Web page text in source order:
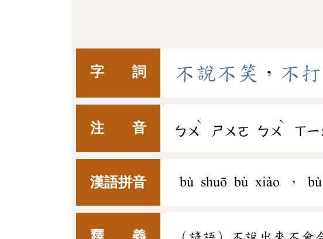
字 詞 不說不 笑 ， 不 打
注 音 ㄅㄨ
ˋ
ㄕㄨㄛ ㄅㄨ
ˋ
ㄒㄧ
漢語拼音 bù shuō bù xiào ，